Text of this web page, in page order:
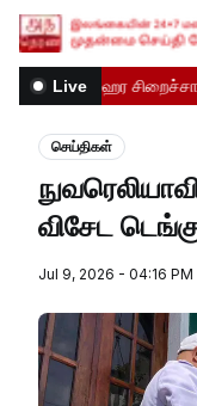
Live
மஹர
செய்திகள்
நுவரெலியாவில் முன்னெடுக்கப்பட்ட
விசேட
Jul 9, 2026 - 04:16 PM